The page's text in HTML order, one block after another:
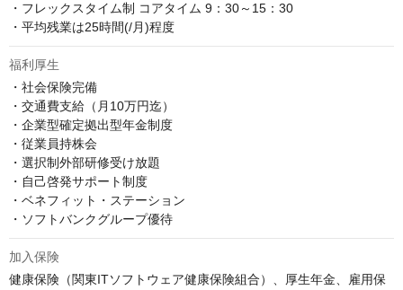
・フレックスタイム制 コアタイム 9：30～15：30
・平均残業は25時間(/月)程度
福利厚生
・社会保険完備
・交通費支給（月10万円迄）
・企業型確定拠出型年金制度
・従業員持株会
・選択制外部研修受け放題
・自己啓発サポート制度
・ベネフィット・ステーション
・ソフトバンクグループ優待
加入保険
健康保険（関東ITソフトウェア健康保険組合）、厚生年金、雇用保